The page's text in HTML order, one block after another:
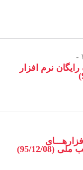
نرم افزار
12/08)